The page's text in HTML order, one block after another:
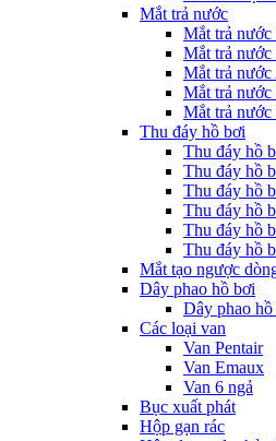
Mắt trả nước
Mắt trả nước
Mắt trả nước
Mắt trả nước
Mắt trả
Mắt trả
Thu đáy hồ bơi
Thu đáy hồ
Thu đáy hồ
Thu đáy hồ
Thu đáy hồ
Thu đáy hồ
Thu đáy hồ
Mắt tạo ngược
Dây phao hồ bơi
Dây phao
Các loại van
Van Pentair
Van Emaux
Van 6 ngả
Bục xuất phát
Hộp gạn rác